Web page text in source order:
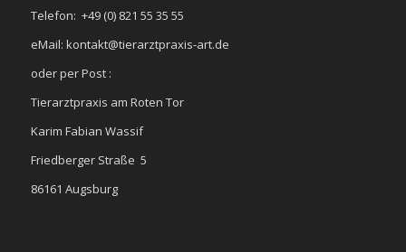
Telefon: +49 (0) 821 55 35 55
eMail: kontakt@tierarztpraxis-art.de
oder per Post :
Tierarztpraxis am Roten Tor
Karim Fabian Wassif
Friedberger Straße 5
86161 Augsburg